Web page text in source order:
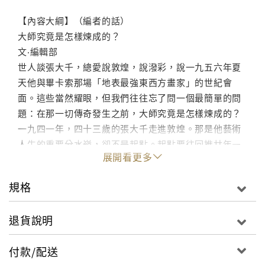
【內容大綱】（編者的話）
大師究竟是怎樣煉成的？
文‧編輯部
世人談張大千，總愛說敦煌，說潑彩，說一九五六年夏
天他與畢卡索那場「地表最強東西方畫家」的世紀會
面。這些當然耀眼，但我們往往忘了問一個最簡單的問
題：在那一切傳奇發生之前，大師究竟是怎樣煉成的？
一九四一年，四十三歲的張大千走進敦煌。那是他藝術
人生的重要分水嶺，卻不是起點。起點要往回推廿年—
一個年輕人，在上海拜入曾熙、李瑞清門下。這個生平
匪，還出家差點成了和尚，但當他全心投入繪畫的那一
刻起，就把自己徹底丟進古人堆中。
別人臨摹是為了像，他不僅要像，還要逼肖如古。一張
畫臨不下十回，要達到閉上眼睛都能絲毫不差地將構
圖、筆法、氣韻默寫出來。他出入宋元、上攀隋唐，更
展開看更多
規格
退貨說明
付款/配送